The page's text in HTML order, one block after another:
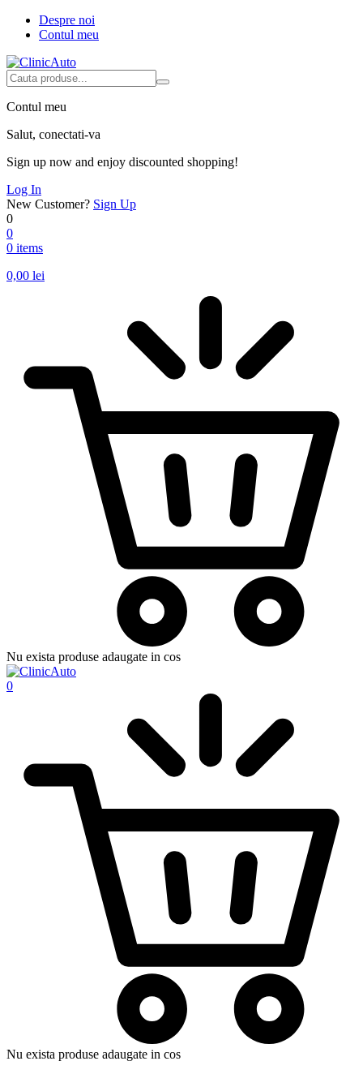
Despre noi
Contul meu
Contul meu
Salut, conectati-va
Sign up now and enjoy discounted shopping!
Log In
New Customer? Sign Up
0
0
0 items
0,00 lei
Nu exista produse adaugate in cos
0
Nu exista produse adaugate in cos